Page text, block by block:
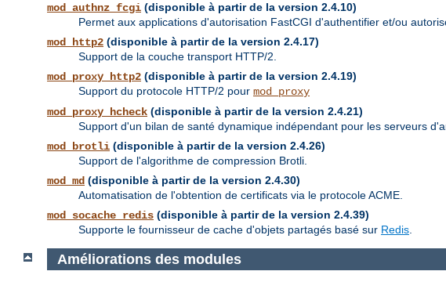
mod_authnz_fcgi (disponible à partir de la version 2.4.10)
Permet aux applications d'autorisation FastCGI d'authentifier et/ou
mod_http2 (disponible à partir de la version 2.4.17)
Support de la couche transport HTTP/2.
mod_proxy_http2 (disponible à partir de la version 2.4.19)
Support du protocole HTTP/2 pour mod_proxy
mod_proxy_hcheck (disponible à partir de la version 2.4.21)
Support d'un bilan de santé dynamique indépendant pour les serveurs
mod_brotli (disponible à partir de la version 2.4.26)
Support de l'algorithme de compression Brotli.
mod_md (disponible à partir de la version 2.4.30)
Automatisation de l'obtention de certificats via le protocole ACME.
mod_socache_redis (disponible à partir de la version 2.4.39)
Supporte le fournisseur de cache d'objets partagés basé sur Redis
Améliorations des modules